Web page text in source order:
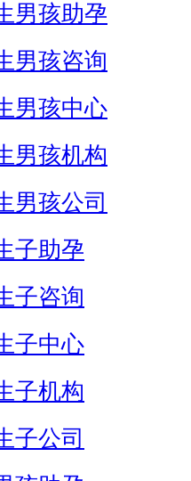
男孩助孕
男孩咨询
男孩中心
男孩机构
男孩公司
子助孕
子咨询
子中心
子机构
子公司